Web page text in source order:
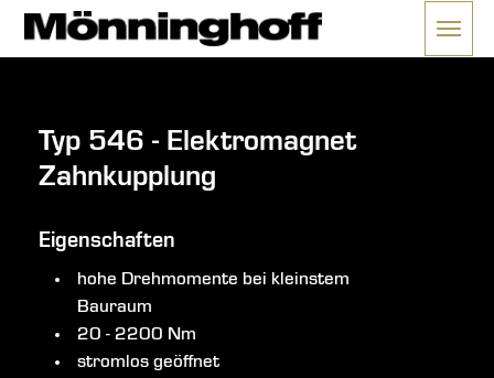
Menü
Typ 546 - Elektromagnet
Zahnkupplung
Eigenschaften
hohe Drehmomente bei kleinstem
Bauraum
20 - 2200 Nm
stromlos geöffnet